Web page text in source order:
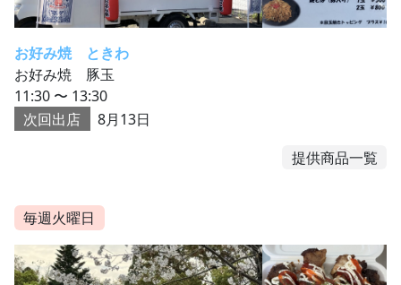
お好み焼 ときわ
お好み焼 豚玉
11:30 〜 13:30
次回出店
8月13日
提供商品一覧
毎週火曜日